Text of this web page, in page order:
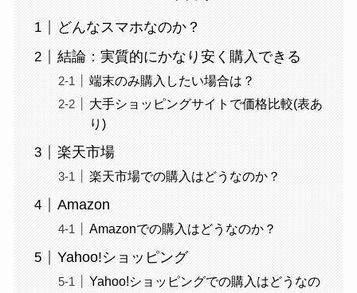
どんなスマホなのか？
結論：実質的にかなり安く購入できる
端末のみ購入したい場合は？
大手ショッピングサイトで価格比較(表あ
り)
楽天市場
楽天市場での購入はどうなのか？
Amazon
Amazonでの購入はどうなのか？
Yahoo!ショッピング
Yahoo!ショッピングでの購入はどうなの